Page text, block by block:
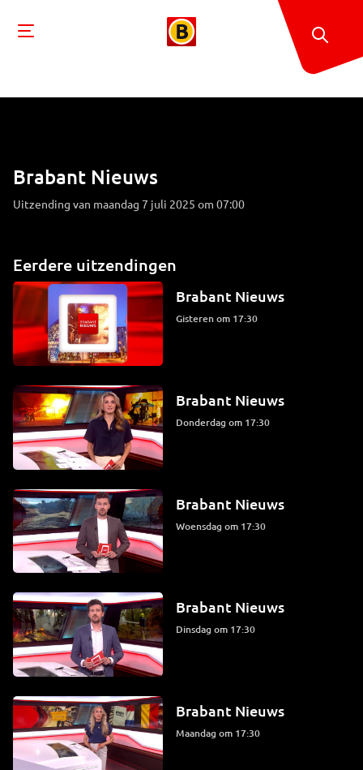
Brabant Nieuws
Uitzending van maandag 7 juli 2025 om 07:00
Eerdere uitzendingen
Brabant Nieuws
Gisteren om 17:30
Brabant Nieuws
donderdag om 17:30
Brabant Nieuws
woensdag om 17:30
Brabant Nieuws
dinsdag om 17:30
Brabant Nieuws
maandag om 17:30